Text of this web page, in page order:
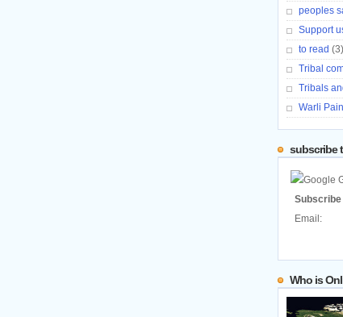
peoples
Support
to read (3)
Tribal
Tribals
Warli
subscribe
Subscribe
Email:
Who is